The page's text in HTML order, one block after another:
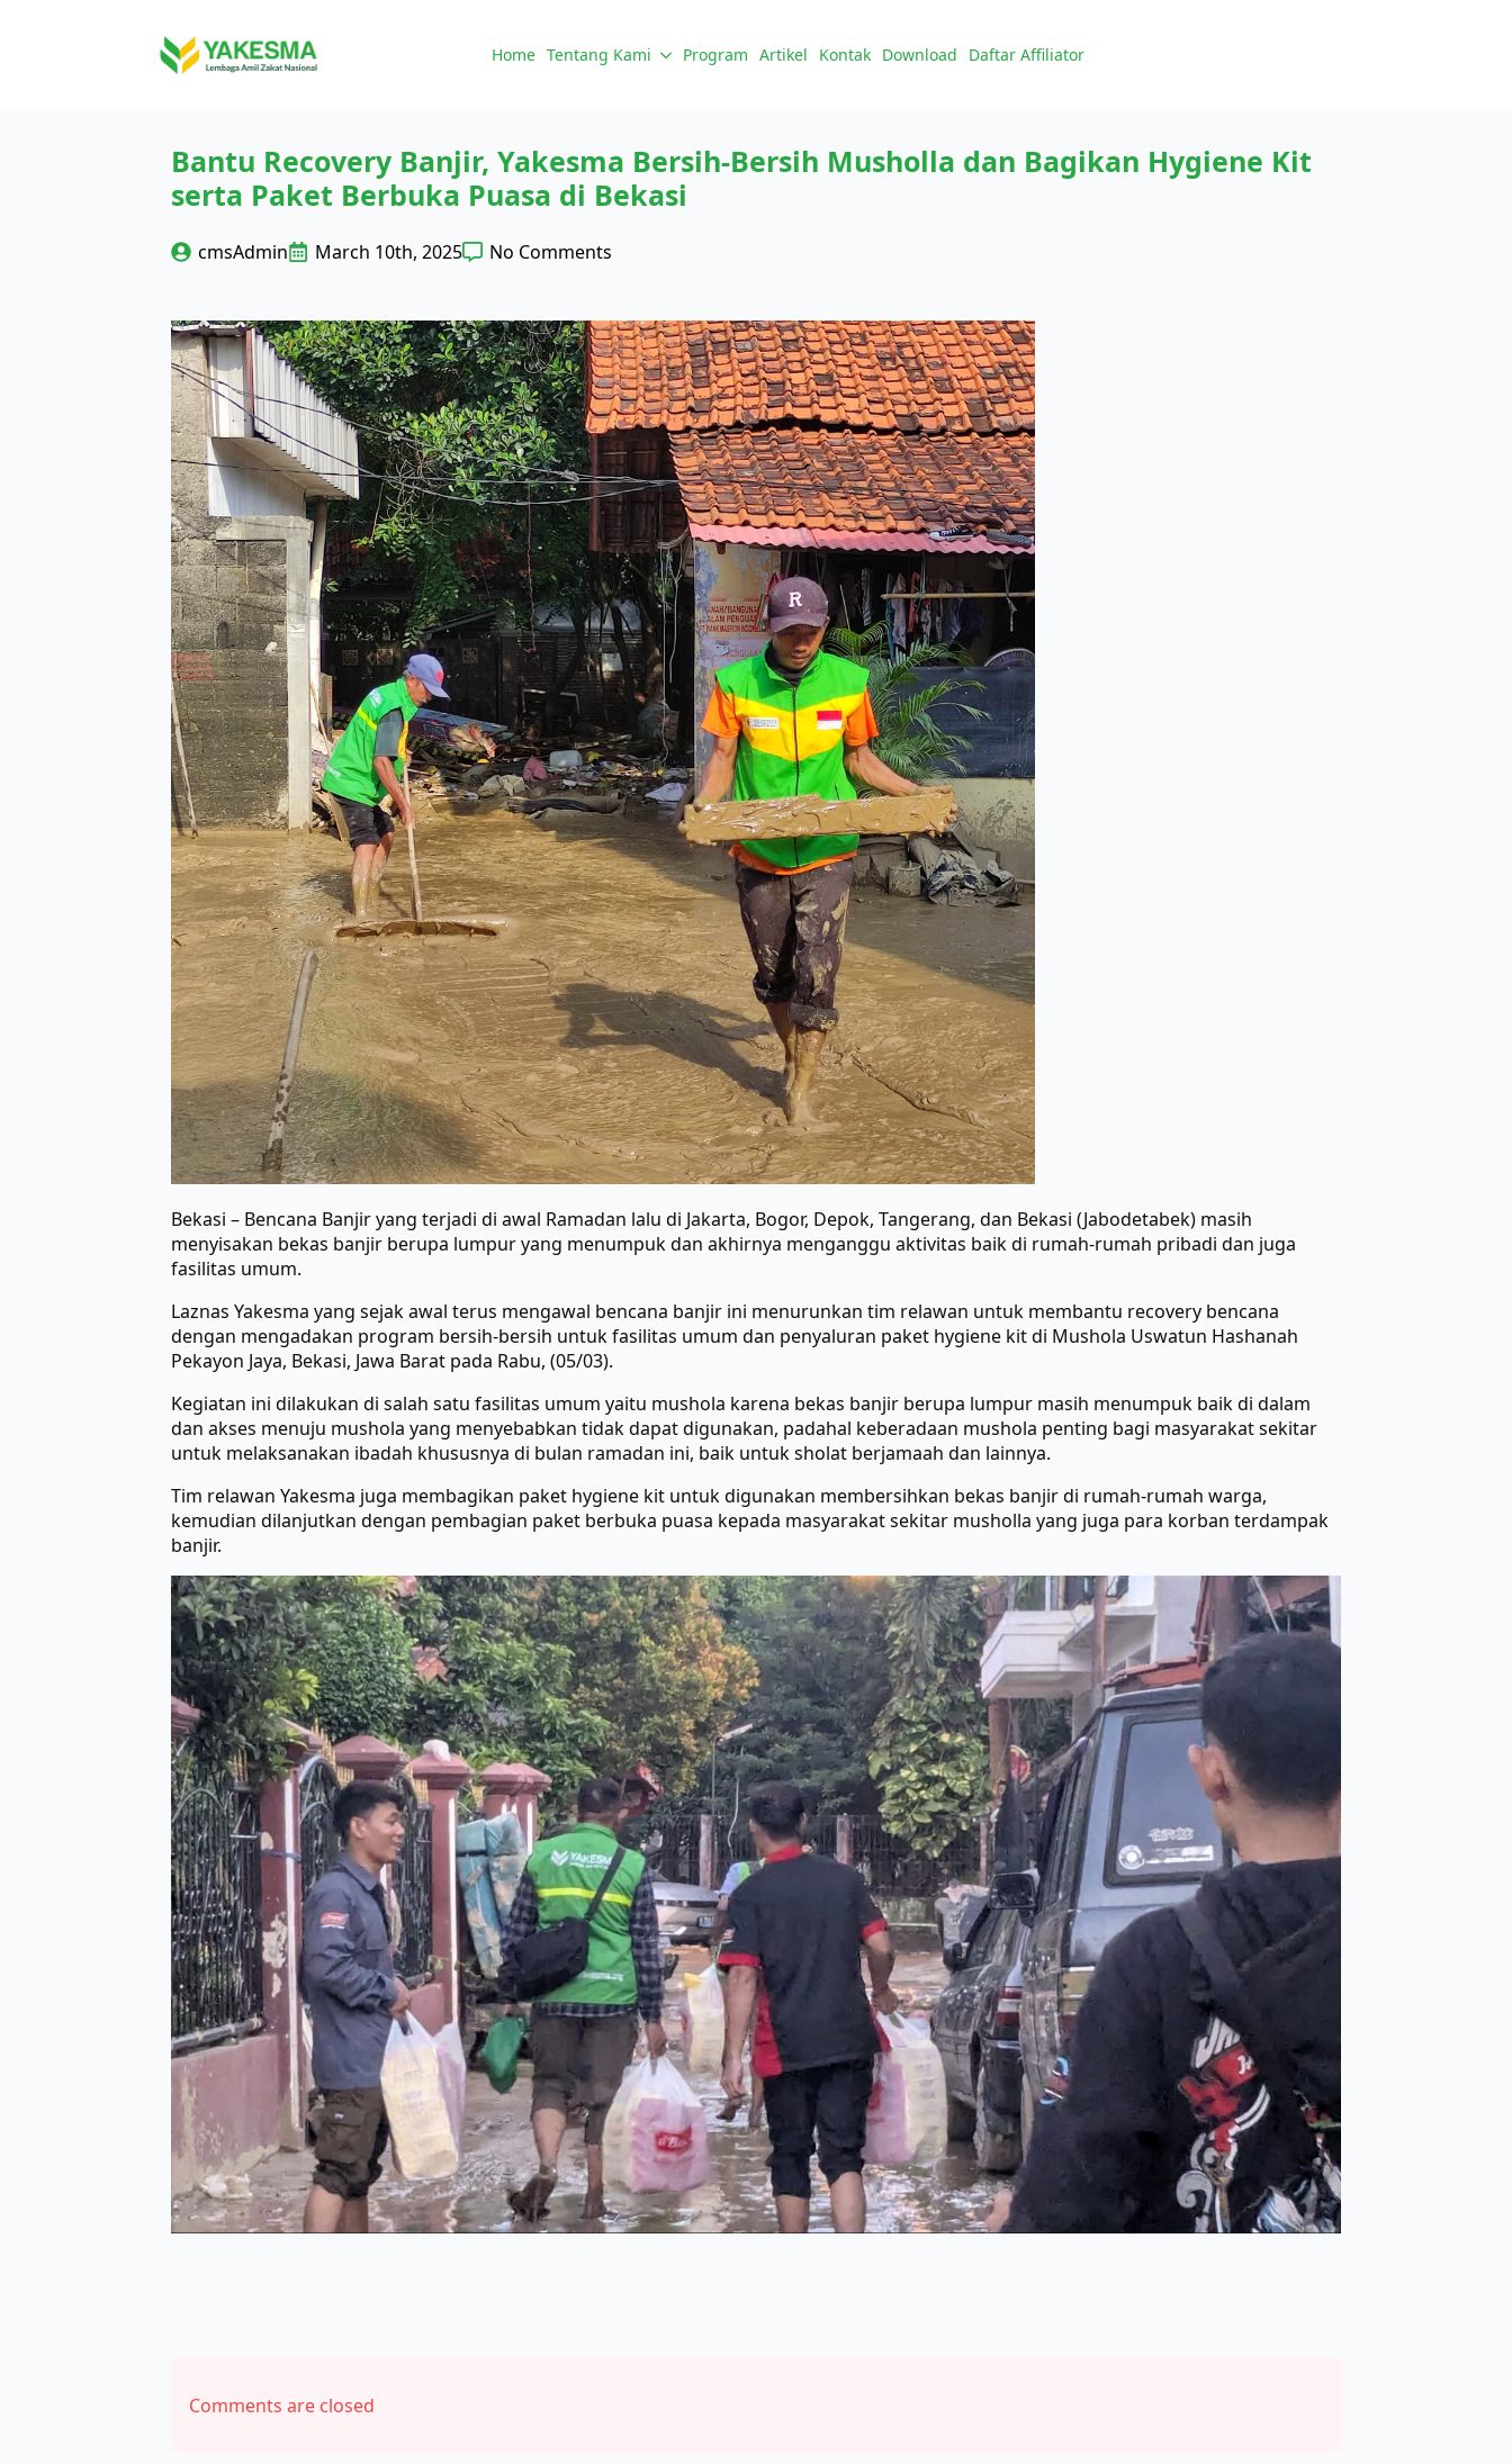
Home Tentang Kami Program Artikel Kontak Download Daftar Affiliator
Bantu Recovery Banjir, Yakesma Bersih-Bersih Musholla dan Bagikan Hygiene Kit
serta Paket Berbuka Puasa di Bekasi
cmsAdmin March 10th, 2025 No Comments
Bekasi – Bencana Banjir yang terjadi di awal Ramadan lalu di Jakarta, Bogor, Depok, Tangerang, dan Bekasi (Jabodetabek) masih
menyisakan bekas banjir berupa lumpur yang menumpuk dan akhirnya menganggu aktivitas baik di rumah-rumah pribadi dan juga
fasilitas umum.
Laznas Yakesma yang sejak awal terus mengawal bencana banjir ini menurunkan tim relawan untuk membantu recovery bencana
dengan mengadakan program bersih-bersih untuk fasilitas umum dan penyaluran paket hygiene kit di Mushola Uswatun Hashanah
Pekayon Jaya, Bekasi, Jawa Barat pada Rabu, (05/03).
Kegiatan ini dilakukan di salah satu fasilitas umum yaitu mushola karena bekas banjir berupa lumpur masih menumpuk baik di dalam
dan akses menuju mushola yang menyebabkan tidak dapat digunakan, padahal keberadaan mushola penting bagi masyarakat sekitar
untuk melaksanakan ibadah khususnya di bulan ramadan ini, baik untuk sholat berjamaah dan lainnya.
Tim relawan Yakesma juga membagikan paket hygiene kit untuk digunakan membersihkan bekas banjir di rumah-rumah warga,
kemudian dilanjutkan dengan pembagian paket berbuka puasa kepada masyarakat sekitar musholla yang juga para korban terdampak
banjir.
Comments are closed